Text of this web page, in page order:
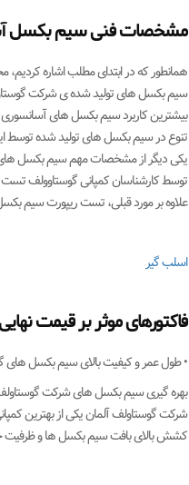
مشخصات فنی سیم بکسل
همانطور که در ابتدای مطلب اشاره کردیم،
سیم بکسل های تولید شده ی شرکت گوستاولف
بیشترین کاربرد سیم بکسل های آسانسوری گوستاولف ،
تنوع در سیم بکسل های تولید شده توسط
یکی دیگر از مشخصات مهم سیم بکسل های
توسط کارشناسان کمپانی گوستاوولف
علاوه بر مورد قبلی، تست ریپورت سیم
اسلب گیر
فاکتورهای موثر بر قیمت
• طول عمر و کیفیت بالای سیم بکسل های
بهره گیری سیم بکسل های شرکت گوستاولف
شرکت گوستاولف آلمان یکی از بهترین
کشش بالای بافت سیم بکسل ها و ظرفیت